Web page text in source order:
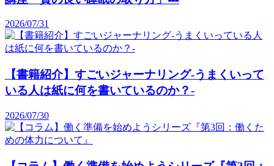
2026/07/31
【書籍紹介】すごいジャーナリング-うまくいって
いる人は紙に何を書いているのか？-
2026/07/30